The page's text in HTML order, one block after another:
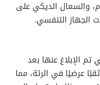
والسعال الديكي على
الجهاز التنفسي.
تم الإبلاغ عنها بعد
عرضيًا في الرئة، مما